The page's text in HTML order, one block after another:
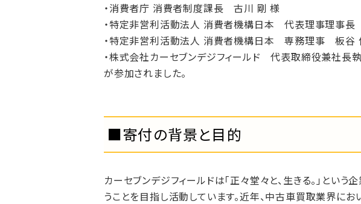
・消費者庁 消費者制度課長 古川 剛 様
・特定非営利活動法人 消費者機構日本 代表理事理事
・特定非営利活動法人 消費者機構日本 専務理事 板谷
・株式会社カーセブンデジフィールド 代表取締役兼社
が参加されました。
■寄付の背景と目的
カーセブンデジフィールドは「正々堂々と、生きる。」とい
うことを目指し活動しています。近年、中古車買取業界に